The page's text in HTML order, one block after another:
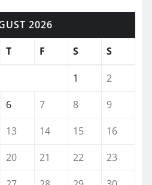
2026
T F S S
1
2
6 7 8
9
13 14 15
16
20 21 22
23